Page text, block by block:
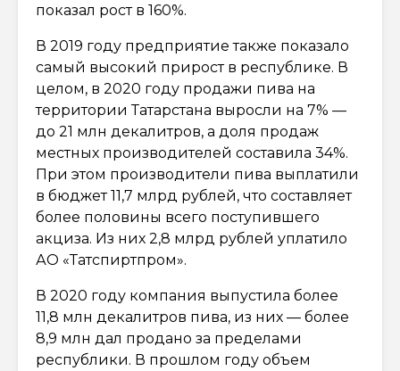
показал рост в 160%.
В 2019 году предприятие также показало
самый высокий прирост в республике. В
целом, в 2020 году продажи пива на
территории Татарстана выросли на 7% —
до 21 млн декалитров, а доля продаж
местных производителей составила 34%.
При этом производители пива выплатили
в бюджет 11,7 млрд рублей, что составляет
более половины всего поступившего
акциза. Из них 2,8 млрд рублей уплатило
АО «Татспиртпром».
В 2020 году компания выпустила более
11,8 млн декалитров пива, из них — более
8,9 млн дал продано за пределами
республики. В прошлом году объем